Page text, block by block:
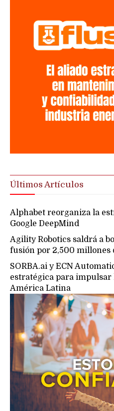
Últimos Artículos
Alphabet reorganiza la
Google DeepMind
Agility Robotics saldrá a
fusión por 2,500 millones
SORBA.ai y ECN
estratégica para
América Latina